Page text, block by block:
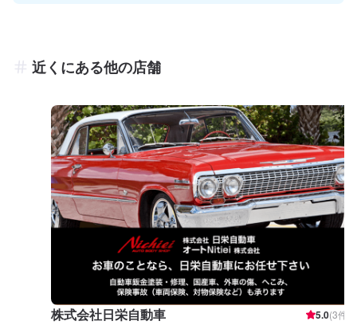
近くにある他の店舗
株式会社日栄自動車 5.0(3件)